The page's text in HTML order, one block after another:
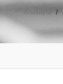
Anasayfa